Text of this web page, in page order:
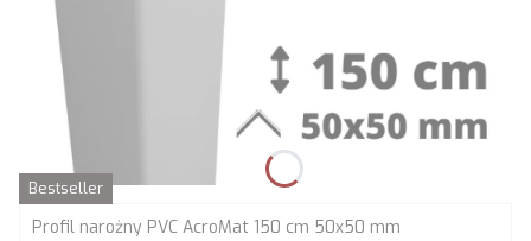
Bestseller
Profil narożny PVC AcroMat 150 cm 50x50 mm